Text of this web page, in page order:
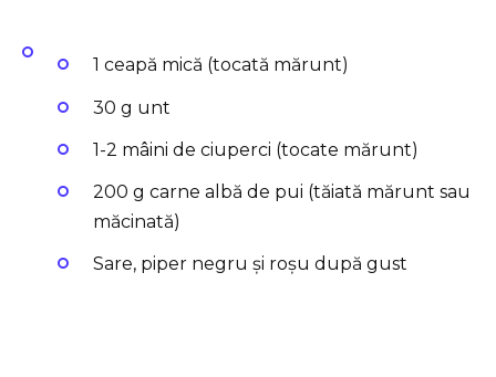
1 ceapă mică (tocată mărunt)
30 g unt
1-2 mâini de ciuperci (tocate mărunt)
200 g carne albă de pui (tăiată mărunt sau
măcinată)
Sare, piper negru și roșu după gust